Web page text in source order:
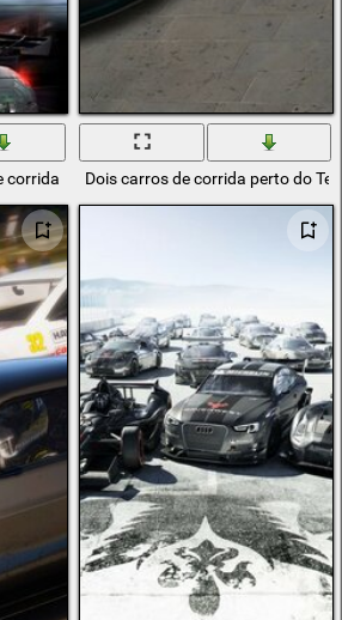
corrida Dois carros de corrida perto do